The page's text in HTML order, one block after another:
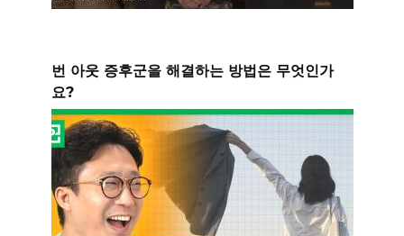
번 아웃 증후군을 해결하는 방법은 무엇인가
요?